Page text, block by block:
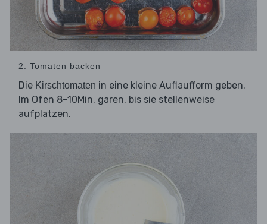
2. Tomaten backen
Die Kirschtomaten in eine kleine Auflaufform geben.
Im Ofen 8–10Min. garen, bis sie stellenweise
aufplatzen.